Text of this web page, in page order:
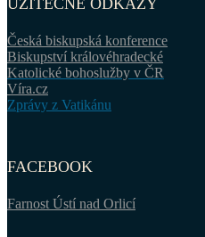
UŽITEČNÉ ODKAZY
Česká biskupská konference
Biskupství královéhradecké
Katolické bohoslužby v ČR
Víra.cz
Zprávy z Vatikánu
FACEBOOK
Farnost Ústí nad Orlicí